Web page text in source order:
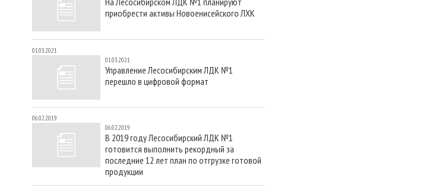
приобрести активы Новоенисейского ЛХК
01.03.2021
01.03.2021
Управление Лесосибирским ЛДК №1
перешло в цифровой формат
06.02.2019
06.02.2019
В 2019 году Лесосибирский ЛДК №1
готовится выполнить рекордный за
последние 12 лет план по отгрузке готовой
продукции